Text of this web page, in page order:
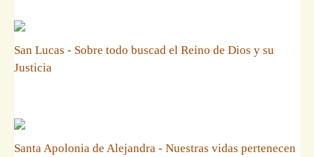
San Lucas - Sobre todo buscad el Reino de Dios y su
Justicia
Santa Apolonia de Alejandra - Nuestras vidas pertenecen